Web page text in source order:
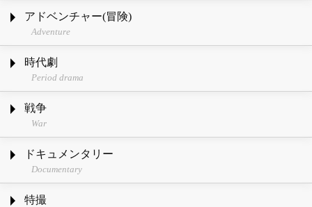
アドベンチャー(冒険)
Adventure
時代劇
Period drama
戦争
War
ドキュメンタリー
Documentary
特撮